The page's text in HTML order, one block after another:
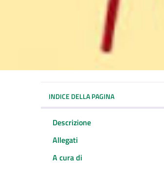
INDICE DELLA PAGINA
Descrizione
Allegati
A cura di